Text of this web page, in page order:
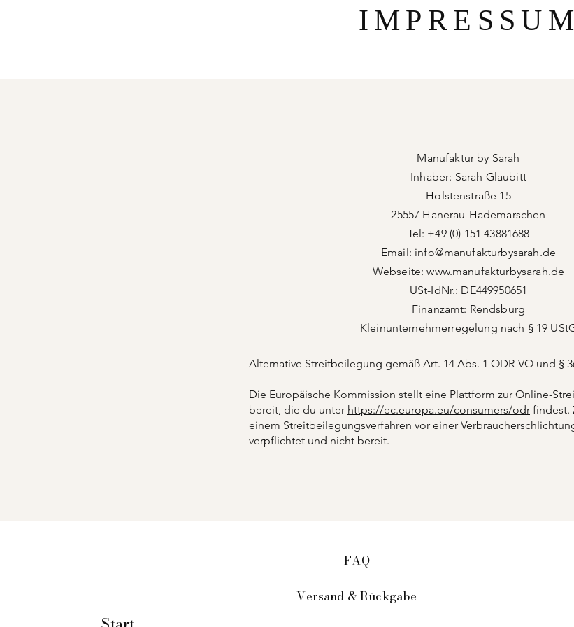
IMPRESSUM
Manufaktur by Sarah
Inhaber: Sarah Glaubitt
Holstenstraße 15
25557 Hanerau-Hademarschen
Tel: +49 (0) 151 43881688
Email: info@manufakturbysarah.de
Webseite:www.manufakturbysarah.de
USt-IdNr.: DE449950651
Finanzamt: Rendsburg
Kleinunternehmerregelung nach § 19
Alternative Streitbeilegung gemäß Art. 14 Abs. 1 ODR-VO und §
Die Europäische Kommission stellt eine Plattform zur Online-
bereit, die du unter https://ec.europa.eu/consumers/odr findest.
einem Streitbeilegungsverfahren vor einer
verpflichtet und nicht bereit.
FAQ
Versand & Rückgabe